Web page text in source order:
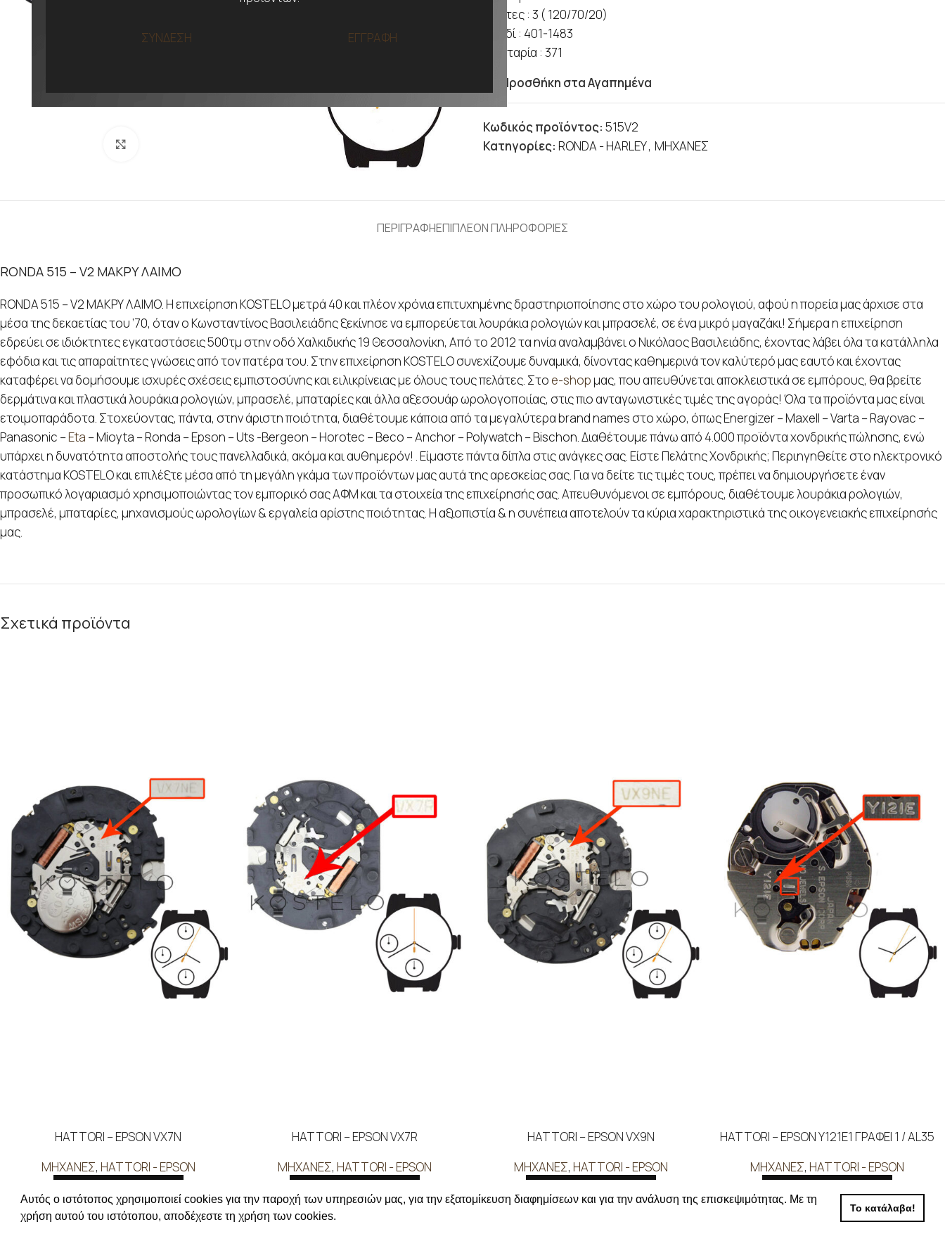
ΣΥΝΔΕΣΗ ΕΓΓΡΑΦΗ
Αυτός ο ιστότοπος χρησιμοποιεί cookies για την παροχή των υπηρεσιών μας, για την εξατομίκευση διαφημίσεων και για την ανάλυση της επισκεψιμότητας. Με τη
χρήση αυτού του ιστότοπου, αποδέχεστε τη χρήση των cookies.
Το κατάλαβα!
Δείκτες : 3 ( 120/70/20)
Κλειδί : 401-1483
Μπαταρία : 371
Προσθήκη στα Αγαπημένα
Κωδικός προϊόντος: 515V2
Κατηγορίες: RONDA - HARLEY, ΜΗΧΑΝΕΣ
ΠΕΡΙΓΡΑΦΗΕΠΙΠΛΕΟΝ ΠΛΗΡΟΦΟΡΙΕΣ
RONDA 515 – V2 ΜΑΚΡΥ ΛΑΙΜΟ
RONDA 515 – V2 ΜΑΚΡΥ ΛΑΙΜΟ. Η επιχείρηση KOSTELO μετρά 40 και πλέον χρόνια επιτυχημένης δραστηριοποίησης στο χώρο του ρολογιού, αφού η πορεία μας άρχισε στα
μέσα της δεκαετίας του ’70, όταν ο Κωνσταντίνος Βασιλειάδης ξεκίνησε να εμπορεύεται λουράκια ρολογιών και μπρασελέ, σε ένα μικρό μαγαζάκι! Σήμερα η επιχείρηση
εδρεύει σε ιδιόκτητες εγκαταστάσεις 500τμ στην οδό Χαλκιδικής 19 Θεσσαλονίκη, Από το 2012 τα ηνία αναλαμβάνει ο Νικόλαος Βασιλειάδης, έχοντας λάβει όλα τα κατάλληλα
εφόδια και τις απαραίτητες γνώσεις από τον πατέρα του. Στην επιχείρηση KOSTELO συνεχίζουμε δυναμικά, δίνοντας καθημερινά τον καλύτερό μας εαυτό και έχοντας
καταφέρει να δομήσουμε ισχυρές σχέσεις εμπιστοσύνης και ειλικρίνειας με όλους τους πελάτες. Στο e-shopμας, που απευθύνεται αποκλειστικά σε εμπόρους, θα βρείτε
δερμάτινα και πλαστικά λουράκια ρολογιών, μπρασελέ, μπαταρίες και άλλα αξεσουάρ ωρολογοποιίας, στις πιο ανταγωνιστικές τιμές της αγοράς! Όλα τα προϊόντα μας είναι
ετοιμοπαράδοτα. Στοχεύοντας, πάντα, στην άριστη ποιότητα, διαθέτουμε κάποια από τα μεγαλύτερα brand names στο χώρο, όπως Energizer – Maxell – Varta – Rayovac –
Panasonic –Eta – Mioyta – Ronda – Epson – Uts -Bergeon – Horotec – Beco – Anchor – Polywatch – Bischon. Διαθέτουμε πάνω από 4.000 προϊόντα χονδρικής πώλησης, ενώ
υπάρχει η δυνατότητα αποστολής τους πανελλαδικά, ακόμα και αυθημερόν! . Είμαστε πάντα δίπλα στις ανάγκες σας. Είστε Πελάτης Χονδρικής; Περιηγηθείτε στο ηλεκτρονικό
κατάστημα KOSTELO και επιλέξτε μέσα από τη μεγάλη γκάμα των προϊόντων μας αυτά της αρεσκείας σας. Για να δείτε τις τιμές τους, πρέπει να δημιουργήσετε έναν
προσωπικό λογαριασμό χρησιμοποιώντας τον εμπορικό σας ΑΦΜ και τα στοιχεία της επιχείρησής σας. Απευθυνόμενοι σε εμπόρους, διαθέτουμε λουράκια ρολογιών,
μπρασελέ, μπαταρίες, μηχανισμούς ωρολογίων & εργαλεία αρίστης ποιότητας. Η αξιοπιστία & η συνέπεια αποτελούν τα κύρια χαρακτηριστικά της οικογενειακής επιχείρησής
μας.
Σχετικά προϊόντα
HATTORI – EPSON VX7N
ΜΗΧΑΝΕΣ, HATTORI - EPSON
Συνδεθείτε για να δείτε τις τιμές
HATTORI – EPSON VX7R
ΜΗΧΑΝΕΣ, HATTORI - EPSON
Συνδεθείτε για να δείτε τις τιμές
HATTORI – EPSON VX9N
ΜΗΧΑΝΕΣ, HATTORI - EPSON
HATTORI – EPSON Y121E1 ΓΡΑΦΕΙ 1 / AL35
ΜΗΧΑΝΕΣ, HATTORI - EPSON
Συνδεθείτε για να δείτε τις τιμές